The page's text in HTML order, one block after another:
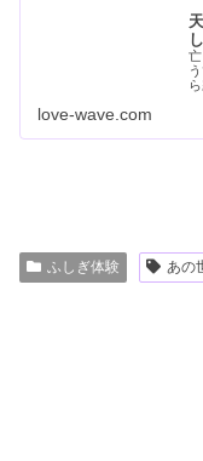
love-wave.com
ふしぎ体験 あの